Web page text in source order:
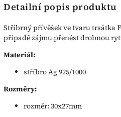
Detailní popis produktu
Stříbrný přívěšek ve tvaru trsátka
případě zájmu přenést drobnou
Materiál:
stříbro Ag 925/1000
Rozměry:
rozměr: 30x27mm